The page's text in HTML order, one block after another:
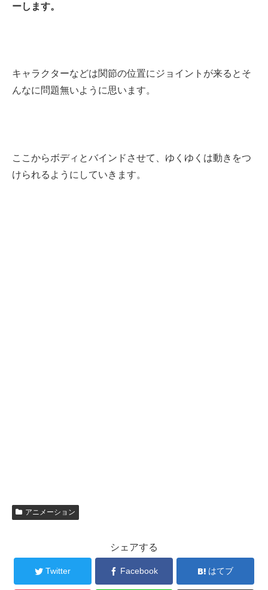
ーします。
キャラクターなどは関節の位置にジョイントが来るとそ
んなに問題無いように思います。
ここからボディとバインドさせて、ゆくゆくは動きをつ
けられるようにしていきます。
アニメーション
シェアする
Twitter Facebook はてブ